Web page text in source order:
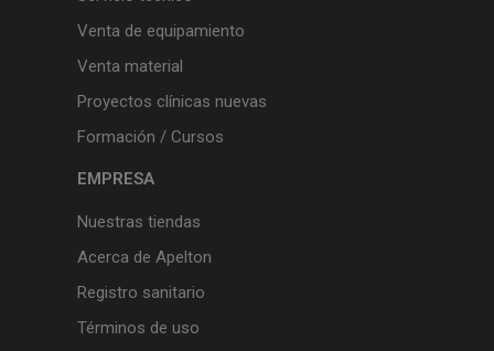
Venta de equipamiento
Venta material
Proyectos clínicas nuevas
Formación / Cursos
EMPRESA
Nuestras tiendas
Acerca de Apelton
Registro sanitario
Términos de uso